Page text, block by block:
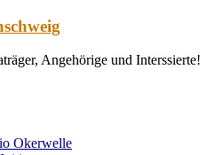
Angehörige und Interssierte!
Okerwelle